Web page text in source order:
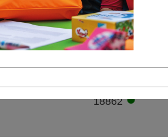
Stocks
18862●